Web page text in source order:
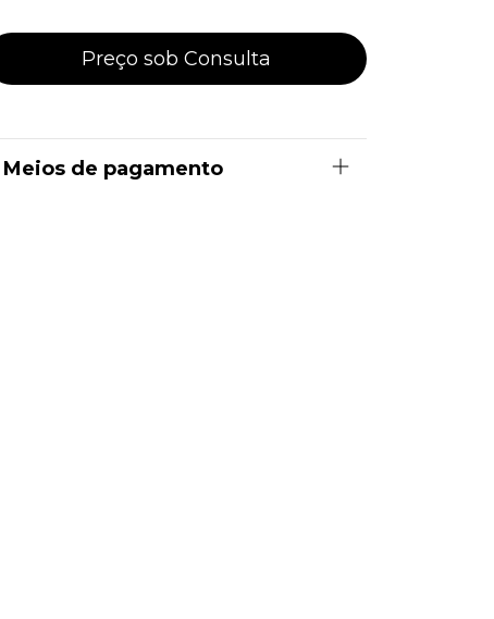
Meios de pagamento